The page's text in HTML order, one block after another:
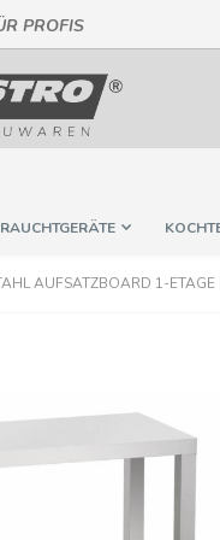
PROFIS
zum
Inhalt
AUFSATZBOARD 1-